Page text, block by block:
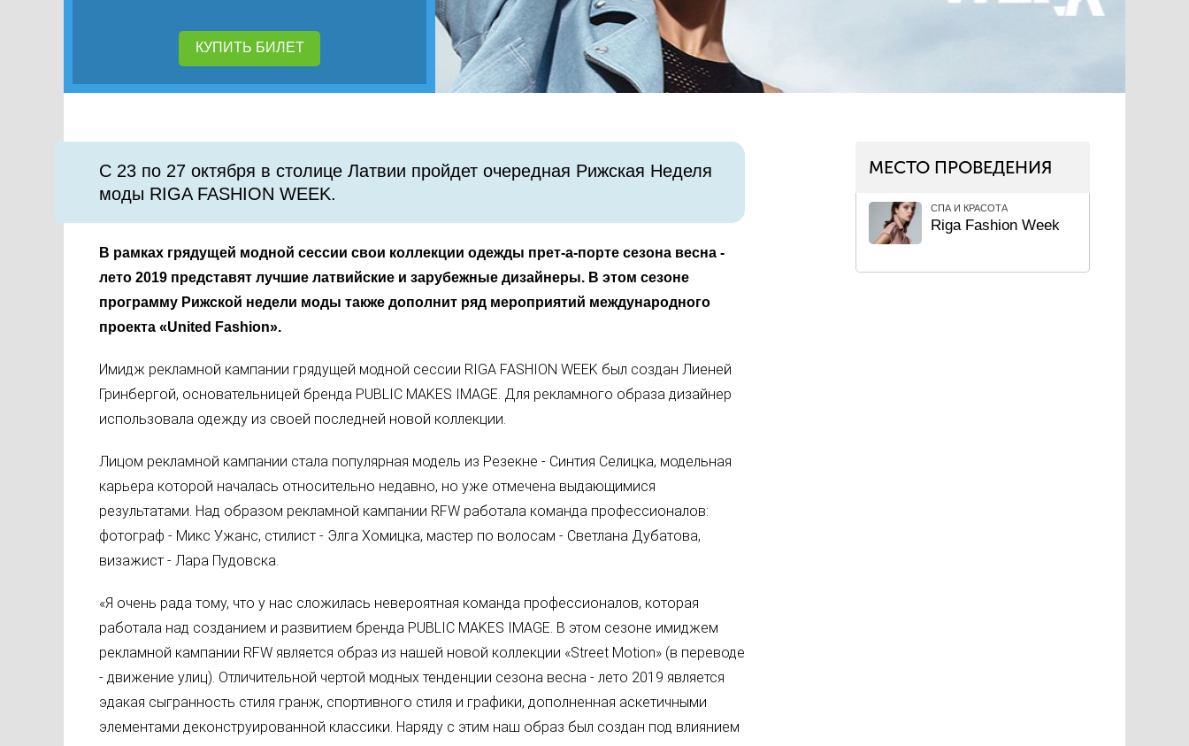
КУПИТЬ БИЛЕТ
С 23 по 27 октября в столице Латвии пройдет очередная Рижская Неделя
моды RIGA FASHION WEEK.
В рамках грядущей модной сессии свои коллекции одежды прет-а-порте сезона весна -
лето 2019 представят лучшие латвийские и зарубежные дизайнеры. В этом сезоне
программу Рижской недели моды также дополнит ряд мероприятий международного
проекта «United Fashion».
Имидж рекламной кампании грядущей модной сессии RIGA FASHION WEEK был создан Лиеней
Гринбергой, основательницей бренда PUBLIC MAKES IMAGE. Для рекламного образа дизайнер
использовала одежду из своей последней новой коллекции.
Лицом рекламной кампании стала популярная модель из Резекне - Синтия Селицка, модельная
карьера которой началась относительно недавно, но уже отмечена выдающимися
результатами. Над образом рекламной кампании RFW работала команда профессионалов:
фотограф - Микс Ужанс, стилист - Элга Хомицка, мастер по волосам - Светлана Дубатова,
визажист - Лара Пудовска.
«Я очень рада тому, что у нас сложилась невероятная команда профессионалов, которая
работала над созданием и развитием бренда PUBLIC MAKES IMAGЕ. В этом сезоне имиджем
рекламной кампании RFW является образ из нашей новой коллекции «Street Motion» (в переводе
- движение улиц). Отличительной чертой модных тенденции сезона весна - лето 2019 является
эдакая сыгранность стиля гранж, спортивного стиля и графики, дополненная аскетичными
элементами деконструированной классики. Наряду с этим наш образ был создан под влиянием
МЕСТО ПРОВЕДЕНИЯ
СПА И КРАСОТА
Riga Fashion Week